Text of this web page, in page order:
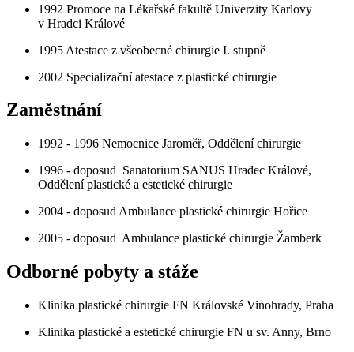
1992 Promoce na Lékařské fakultě Univerzity Karlovy
v Hradci Králové
1995 Atestace z všeobecné chirurgie I. stupně
2002 Specializační atestace z plastické chirurgie
Zaměstnání
1992 - 1996 Nemocnice Jaroměř, Oddělení chirurgie
1996 - doposud Sanatorium SANUS Hradec Králové,
Oddělení plastické a estetické chirurgie
2004 - doposud Ambulance plastické chirurgie Hořice
2005 - doposud Ambulance plastické chirurgie Žamberk
Odborné pobyty a stáže
Klinika plastické chirurgie FN Královské Vinohrady, Praha
Klinika plastické a estetické chirurgie FN u sv. Anny, Brno